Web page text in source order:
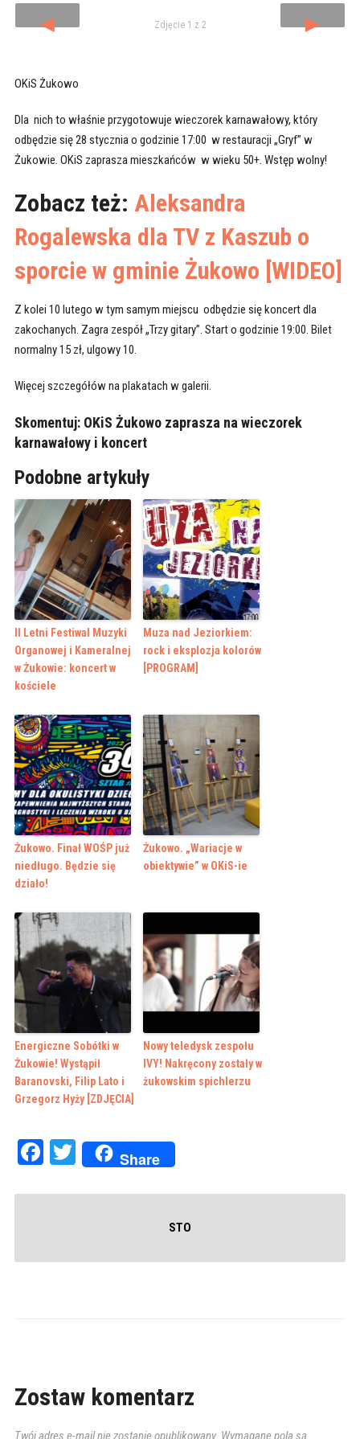
◄ ►
Zdjęcie 1 z 2
OKiS Żukowo
Dla nich to właśnie przygotowuje wieczorek karnawałowy, który
odbędzie się 28 stycznia o godzinie 17:00 w restauracji „Gryf” w
Żukowie. OKiS zaprasza mieszkańców w wieku 50+. Wstęp wolny!
Zobacz też: Aleksandra
Rogalewska dla TV z Kaszub o
sporcie w gminie Żukowo [WIDEO]
Z kolei 10 lutego w tym samym miejscu odbędzie się koncert dla
zakochanych. Zagra zespół „Trzy gitary”. Start o godzinie 19:00. Bilet
normalny 15 zł, ulgowy 10.
Więcej szczegółów na plakatach w galerii.
Skomentuj: OKiS Żukowo zaprasza na wieczorek
karnawałowy i koncert
Podobne artykuły
II Letni Festiwal Muzyki
Organowej i Kameralnej
w Żukowie: koncert w
kościele
Muza nad Jeziorkiem:
rock i eksplozja kolorów
[PROGRAM]
Żukowo. Finał WOŚP już
niedługo. Będzie się
działo!
Żukowo. „Wariacje w
obiektywie” w OKiS-ie
Energiczne Sobótki w
Żukowie! Wystąpił
Baranovski, Filip Lato i
Grzegorz Hyży [ZDJĘCIA]
Nowy teledysk zespołu
IVY! Nakręcony zostały w
żukowskim spichlerzu
Facebook
Twitter
Share
STO
Zostaw komentarz
Twój adres e-mail nie zostanie opublikowany. Wymagane pola są